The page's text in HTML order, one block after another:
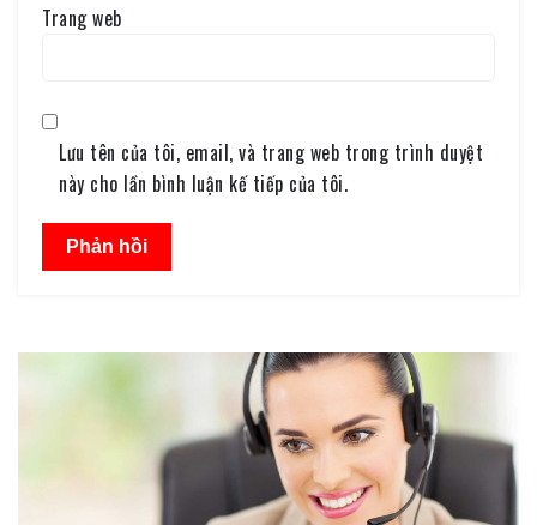
Trang web
Lưu tên của tôi, email, và trang web trong trình duyệt
này cho lần bình luận kế tiếp của tôi.